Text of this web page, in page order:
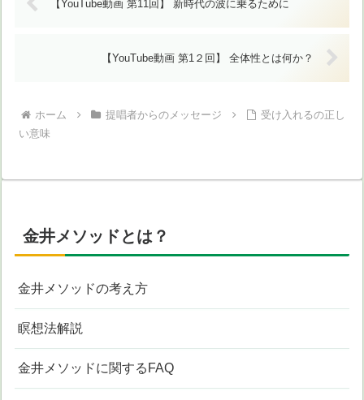
【YouTube動画 第11回】 新時代の波に乗るために
【YouTube動画 第1２回】 全体性とは何か？
ホーム 提唱者からのメッセージ
受け入れるの正し
い意味
金井メソッドとは？
金井メソッドの考え方
瞑想法解説
金井メソッドに関するFAQ